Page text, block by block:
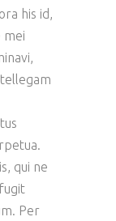
his id,
mei
qui ne
Per